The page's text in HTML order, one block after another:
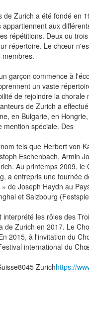
Zurich a été fondé en
appartiennent aux
répétitions. Deux ou
répertoire. Le chœur
membres.
garçon commence à
un vaste
de rejoindre la
de Zurich a
en Bulgarie, en
mention spéciale. Des
tels que Herbert von
Eschenbach, Armin
Au printemps 2009,
a entrepris une tournée
de Joseph Haydn au
et Salzbourg
interprété les rôles des
de Zurich en 2017. Le
2015, à l'invitation du
international du
8045 Zurichhttps://